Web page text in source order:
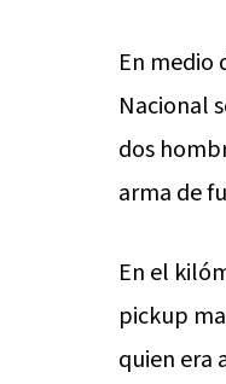
En medio
Nacional
dos
arma de
En el
pickup
quien era